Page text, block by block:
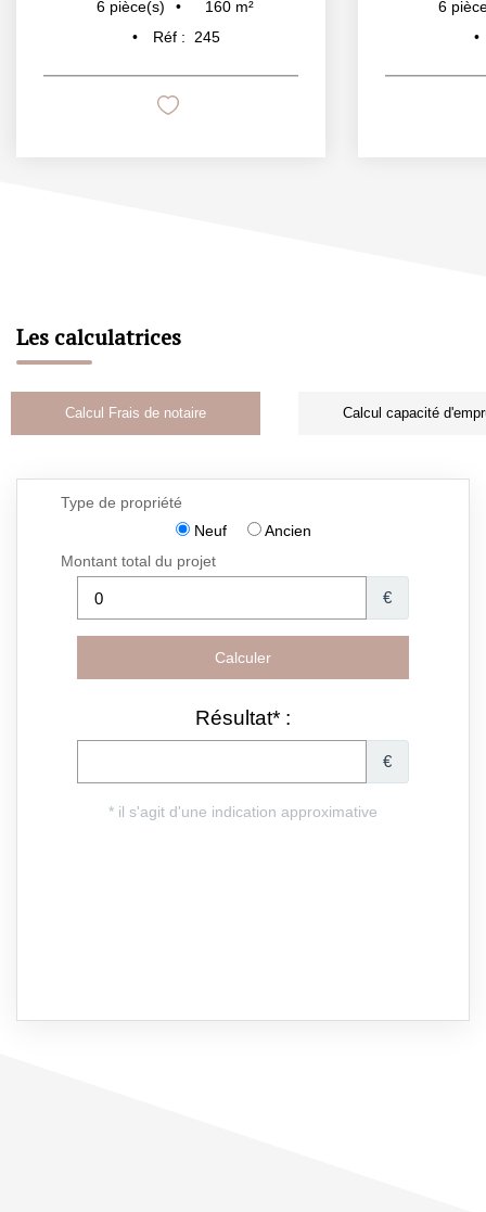
6 pièce(s) 160 m²
Réf :
245
6
Les calculatrices
Calcul Frais de notaire Calcul capacité